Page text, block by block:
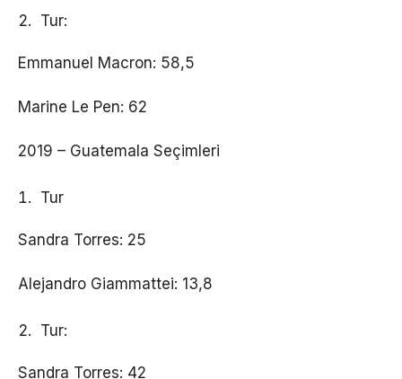
Tur:
Emmanuel Macron: 58,5
Marine Le Pen: 62
2019 – Guatemala Seçimleri
Tur
Sandra Torres: 25
Alejandro Giammattei: 13,8
Tur:
Sandra Torres: 42